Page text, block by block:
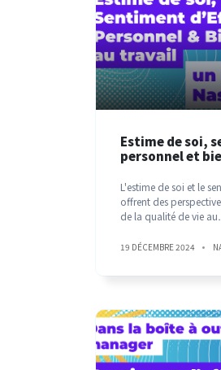
Estime de soi,
personnel et
L'estime de soi et le
offrent des
de la qualité de vie
19 DÉCEMBRE 2024